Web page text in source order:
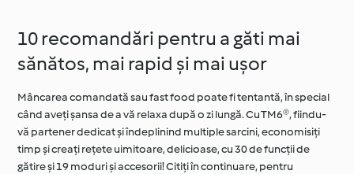
10 recomandări pentru a găti mai
sănătos, mai rapid și mai ușor
Mâncarea comandată sau fast food poate fi tentantă, în special
când aveți șansa de a vă relaxa după o zi lungă. Cu TM6®, fiindu-
vă partener dedicat și îndeplinind multiple sarcini, economisiți
timp și creați rețete uimitoare, delicioase, cu 30 de funcții de
gătire și 19 moduri și accesorii! Citiți în continuare, pentru